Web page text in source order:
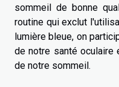
sommeil de bonne
routine qui exclut
lumière bleue, on
de notre santé oculaire
de notre sommeil.